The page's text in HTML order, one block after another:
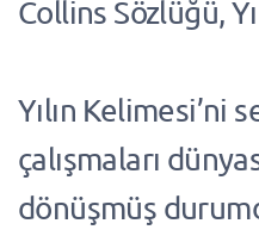
Collins Sözlüğü,
Yılın Kelimesi’ni
çalışmaları
dönüşmüş